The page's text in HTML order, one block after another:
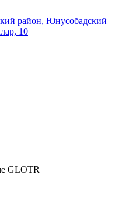
район, Юнусобадский
10
GLOTR